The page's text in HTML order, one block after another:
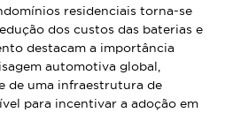
residenciais torna-se
dos custos das baterias e
destacam a importância
automotiva global,
de uma infraestrutura de
para incentivar a adoção em